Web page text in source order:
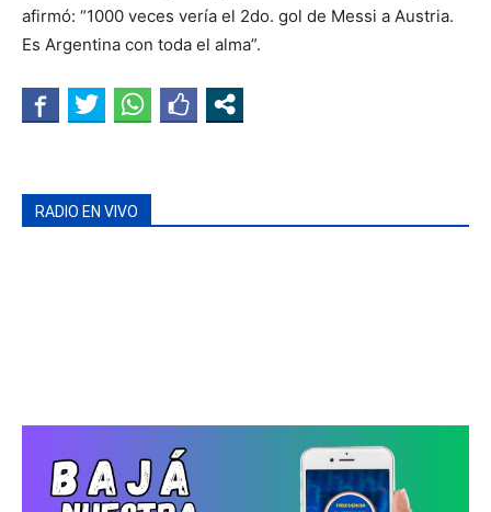
afirmó: “1000 veces vería el 2do. gol de Messi a Austria.
Es Argentina con toda el alma”.
RADIO EN VIVO